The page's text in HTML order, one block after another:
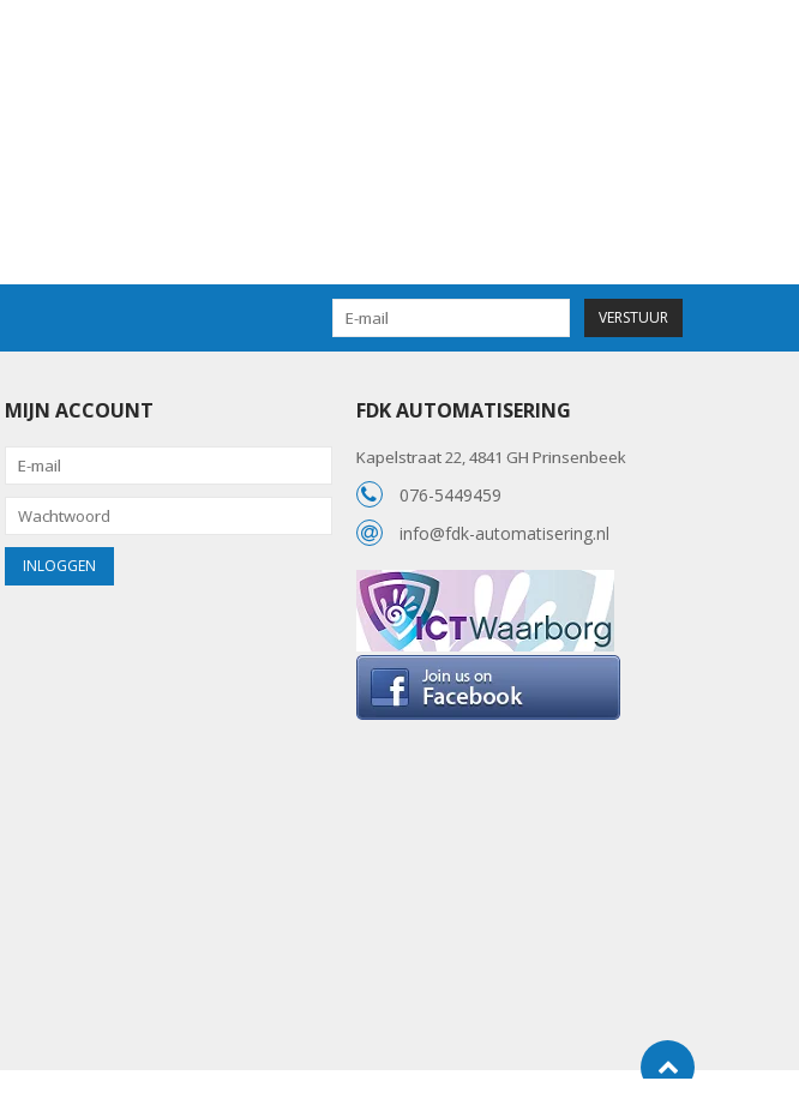
VERSTUUR
MIJN ACCOUNT FDK AUTOMATISERING
Kapelstraat 22, 4841 GH Prinsenbeek
076-5449459
info@fdk-automatisering.nl